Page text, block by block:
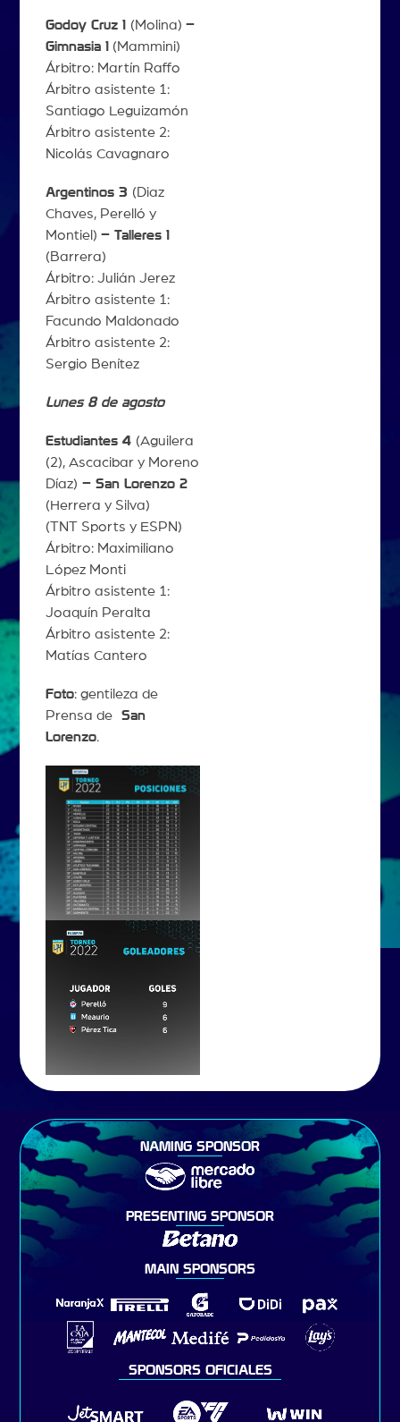
Godoy Cruz 1 (Molina) –
Gimnasia 1 (Mammini)
Árbitro: Martín Raffo
Árbitro asistente 1:
Santiago Leguizamón
Árbitro asistente 2:
Nicolás Cavagnaro
Argentinos 3 (Diaz
Chaves, Perelló y
Montiel) – Talleres 1
(Barrera)
Árbitro: Julián Jerez
Árbitro asistente 1:
Facundo Maldonado
Árbitro asistente 2:
Sergio Benítez
Lunes 8 de agosto
Estudiantes 4 (Aguilera
(2), Ascacibar y Moreno
Díaz) – San Lorenzo 2
(Herrera y Silva)
(TNT Sports y ESPN)
Árbitro: Maximiliano
López Monti
Árbitro asistente 1:
Joaquín Peralta
Árbitro asistente 2:
Matías Cantero
Foto: gentileza de
Prensa de San
Lorenzo.
NAMING SPONSOR
PRESENTING SPONSOR
MAIN SPONSORS
SPONSORS OFICIALES